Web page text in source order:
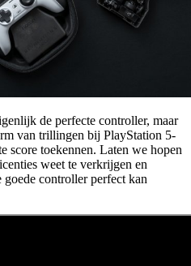
de perfecte controller, maar
van trillingen bij PlayStation 5-
score toekennen. Laten we hopen
weet te verkrijgen en
controller perfect kan